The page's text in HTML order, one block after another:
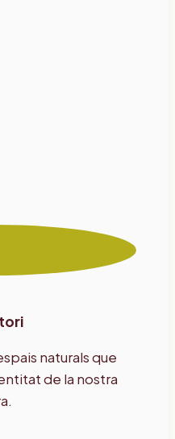
naturals que
de la nostra